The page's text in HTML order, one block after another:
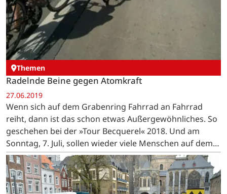
Themen
Radelnde Beine gegen Atomkraft
27.06.2019
Wenn sich auf dem Grabenring Fahrrad an Fahrrad
reiht, dann ist das schon etwas Außergewöhnliches. So
geschehen bei der »Tour Becquerel« 2018. Und am
Sonntag, 7. Juli, sollen wieder viele Menschen auf dem
Rad gegen »tihange 2« demonstrieren. …